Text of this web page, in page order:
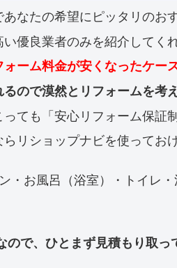
なたの希望にピッタリのお
優良業者のみを紹介してく
ーム料金が安くなったケー
ので漠然とリフォームを考
ても「安心リフォーム保証
リショップナビを使ってお
・お風呂（浴室）・トイレ
ので、ひとまず見積もり取っ